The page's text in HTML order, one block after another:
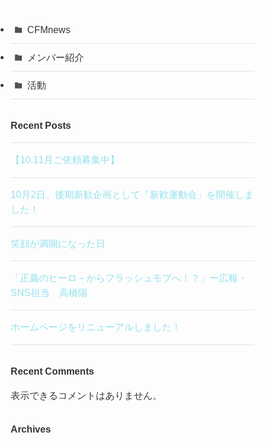
CFMnews
メンバー紹介
活動
Recent Posts
【10.11月ご依頼募集中】
10月2日、後期新歓企画として「新歓運動会」を開催しま
した！
笑顔が満開になった日
「正義のヒーロ－からフラッシュモブへ！？」ー広報・
SNS担当 高橋陽
ホームページをリニューアルしました！
Recent Comments
表示できるコメントはありません。
Archives